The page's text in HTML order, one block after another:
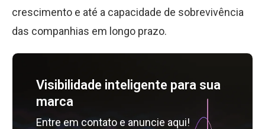
crescimento e até a capacidade de sobrevivência
das companhias em longo prazo.
Visibilidade inteligente para sua
marca
Entre em contato e anuncie aqui!